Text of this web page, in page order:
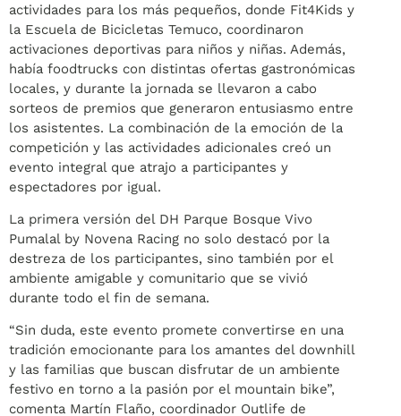
actividades para los más pequeños, donde Fit4Kids y
la Escuela de Bicicletas Temuco, coordinaron
activaciones deportivas para niños y niñas. Además,
había foodtrucks con distintas ofertas gastronómicas
locales, y durante la jornada se llevaron a cabo
sorteos de premios que generaron entusiasmo entre
los asistentes. La combinación de la emoción de la
competición y las actividades adicionales creó un
evento integral que atrajo a participantes y
espectadores por igual.
La primera versión del DH Parque Bosque Vivo
Pumalal by Novena Racing no solo destacó por la
destreza de los participantes, sino también por el
ambiente amigable y comunitario que se vivió
durante todo el fin de semana.
“Sin duda, este evento promete convertirse en una
tradición emocionante para los amantes del downhill
y las familias que buscan disfrutar de un ambiente
festivo en torno a la pasión por el mountain bike”,
comenta Martín Flaño, coordinador Outlife de